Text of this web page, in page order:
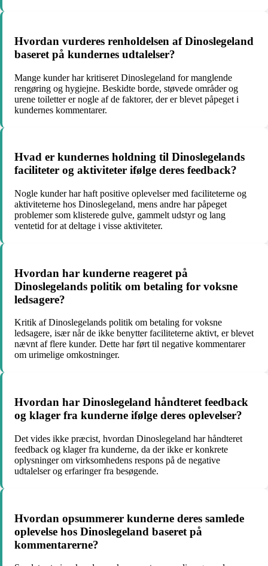
Hvordan vurderes renholdelsen af Dinoslegeland
baseret på kundernes udtalelser?
Mange kunder har kritiseret Dinoslegeland for manglende
rengøring og hygiejne. Beskidte borde, støvede områder og
urene toiletter er nogle af de faktorer, der er blevet påpeget i
kundernes kommentarer.
Hvad er kundernes holdning til Dinoslegelands
faciliteter og aktiviteter ifølge deres feedback?
Nogle kunder har haft positive oplevelser med faciliteterne og
aktiviteterne hos Dinoslegeland, mens andre har påpeget
problemer som klisterede gulve, gammelt udstyr og lang
ventetid for at deltage i visse aktiviteter.
Hvordan har kunderne reageret på
Dinoslegelands politik om betaling for voksne
ledsagere?
Kritik af Dinoslegelands politik om betaling for voksne
ledsagere, især når de ikke benytter faciliteterne aktivt, er blevet
nævnt af flere kunder. Dette har ført til negative kommentarer
om urimelige omkostninger.
Hvordan har Dinoslegeland håndteret feedback
og klager fra kunderne ifølge deres oplevelser?
Det vides ikke præcist, hvordan Dinoslegeland har håndteret
feedback og klager fra kunderne, da der ikke er konkrete
oplysninger om virksomhedens respons på de negative
udtalelser og erfaringer fra besøgende.
Hvordan opsummerer kunderne deres samlede
oplevelse hos Dinoslegeland baseret på
kommentarerne?